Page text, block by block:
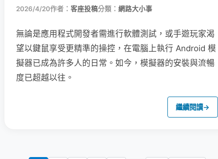
2026/4/20作者： 客座投稿分類： 網路大小事
無論是應用程式開發者需進行軟體測試，或手遊玩家渴
望以鍵鼠享受更精準的操控，在電腦上執行 Android 模
擬器已成為許多人的日常。如今，模擬器的安裝與流暢
度已超越以往。
繼續閱讀→